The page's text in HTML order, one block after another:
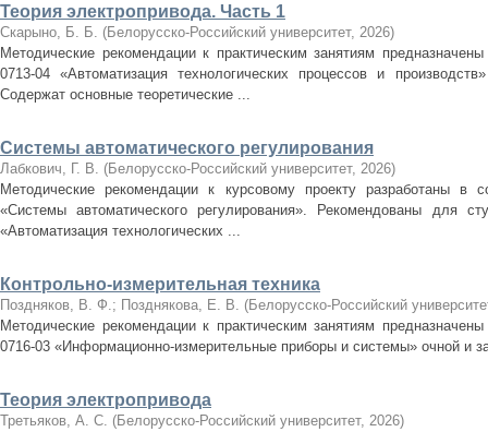
Теория электропривода. Часть 1
Скарыно, Б. Б. (Белорусско-Российский университет, 2026)
Методические рекомендации к практическим занятиям
0713-04 «Автоматизация технологических процессов и
Содержат основные теоретические ...
Системы автоматического регулирования
Лабкович, Г. В. (Белорусско-Российский университет, 2026)
Методические рекомендации к курсовому проекту разработаны в
«Системы автоматического регулирования». Рекомендованы для
«Автоматизация технологических ...
Контрольно-измерительная техника
Поздняков, В. Ф.; Позднякова, Е. В. (Белорусско-Российский
Методические рекомендации к практическим занятиям
0716-03 «Информационно-измерительные приборы и системы» очной и
Теория электропривода
Третьяков, А. С. (Белорусско-Российский университет, 2026)